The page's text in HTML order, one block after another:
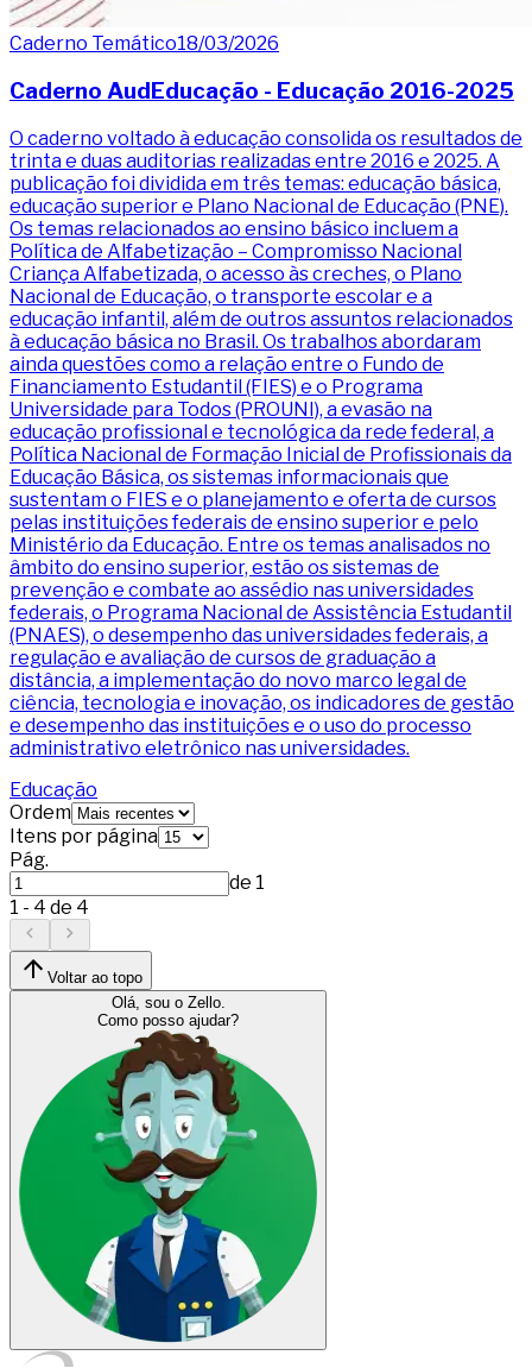
Caderno Temático18/03/2026
Caderno AudEducação - Educação 2016-2025
O caderno voltado à educação consolida os resultados de
trinta e duas auditorias realizadas entre 2016 e 2025. A
publicação foi dividida em três temas: educação básica,
educação superior e Plano Nacional de Educação (PNE).
Os temas relacionados ao ensino básico incluem a
Política de Alfabetização – Compromisso Nacional
Criança Alfabetizada, o acesso às creches, o Plano
Nacional de Educação, o transporte escolar e a
educação infantil, além de outros assuntos relacionados
à educação básica no Brasil. Os trabalhos abordaram
ainda questões como a relação entre o Fundo de
Financiamento Estudantil (FIES) e o Programa
Universidade para Todos (PROUNI), a evasão na
educação profissional e tecnológica da rede federal, a
Política Nacional de Formação Inicial de Profissionais da
Educação Básica, os sistemas informacionais que
sustentam o FIES e o planejamento e oferta de cursos
pelas instituições federais de ensino superior e pelo
Ministério da Educação. Entre os temas analisados no
âmbito do ensino superior, estão os sistemas de
prevenção e combate ao assédio nas universidades
federais, o Programa Nacional de Assistência Estudantil
(PNAES), o desempenho das universidades federais, a
regulação e avaliação de cursos de graduação a
distância, a implementação do novo marco legal de
ciência, tecnologia e inovação, os indicadores de gestão
e desempenho das instituições e o uso do processo
administrativo eletrônico nas universidades.
Educação
Ordem
Itens por página
Pág.
de 1
1 - 4 de 4
Voltar ao topo
Olá, sou o Zello.
Como posso ajudar?